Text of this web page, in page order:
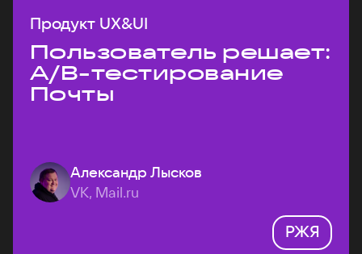
Продукт UX&UI
Пользователь решает:
A/B-тестирование
Почты
Александр Лысков
VK, Mail.ru
РЖЯ